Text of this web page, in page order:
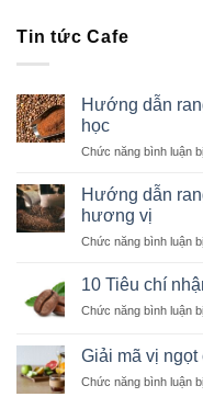
Tin tức Cafe
Hướng dẫn
học
Chức năng bình luận
Hướng dẫn
hương vị
Chức năng bình luận
10 Tiêu chí
Chức năng bình luận
Giải mã vị
Chức năng bình luận